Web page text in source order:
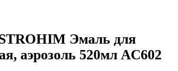
Эмаль для
аэрозоль 520мл AC602